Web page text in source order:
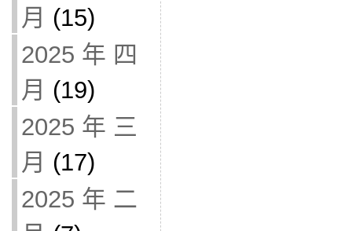
月 (15)
2025 年 四
月 (19)
2025 年 三
月 (17)
2025 年 二